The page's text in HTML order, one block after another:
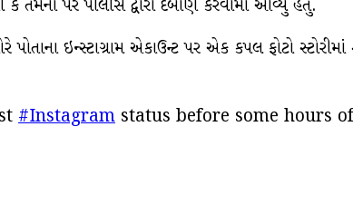
કે તેમના પર પોલીસ દ્વારા દબાણ કરવામાં આવ્યું હતું.
ઇન્સ્ટાગ્રામ એકાઉન્ટ પર એક કપલ ફોટો
#Instagram status before some hours